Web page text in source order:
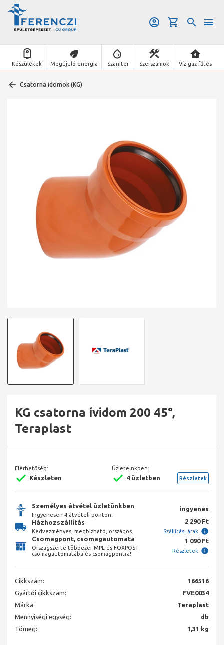
Készülékek Megújuló energia Szaniter Szerszámok Víz-gáz-fűtés
Csatorna idomok (KG)
KG csatorna ívidom 200 45°,
Teraplast
Elérhetőség:
Készleten
Üzleteinkben:
4 üzletben Részletek
Személyes átvétel üzletünkben
Ingyenesen 4 átvételi ponton.
ingyenes
Házhozszállítás
Kedvezményes, megbízható, országos.
2 290 Ft
Szállítási árak
Csomagpont, csomagautomata
Országszerte többezer MPL és FOXPOST
csomagautomatába és csomagpontra!
1 090 Ft
Részletek
Cikkszám:
166516
Gyártói cikkszám:
FVE0034
Márka:
Teraplast
Mennyiségi egység:
db
Tömeg:
1,31 kg